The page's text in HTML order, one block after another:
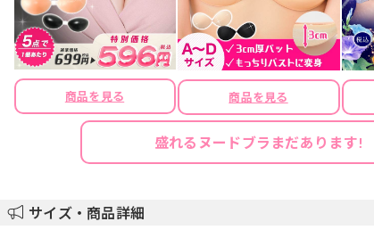
商品を見る 商品を見る
盛れるヌードブラまだあります!
サイズ・商品詳細